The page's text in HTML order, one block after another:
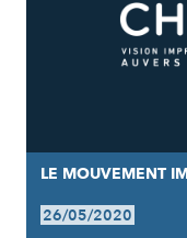
LE MOUVEMENT
26/05/2020